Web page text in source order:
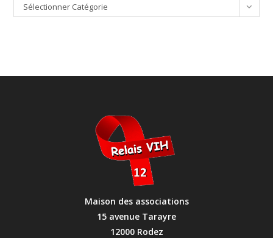
Sélectionner Catégorie
Maison des associations
15 avenue Tarayre
12000 Rodez